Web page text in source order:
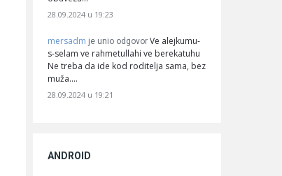
28.09.2024 u 19:23
mersadm je unio odgovor Ve alejkumu-
s-selam ve rahmetullahi ve berekatuhu
Ne treba da ide kod roditelja sama, bez
muža.…
28.09.2024 u 19:21
ANDROID